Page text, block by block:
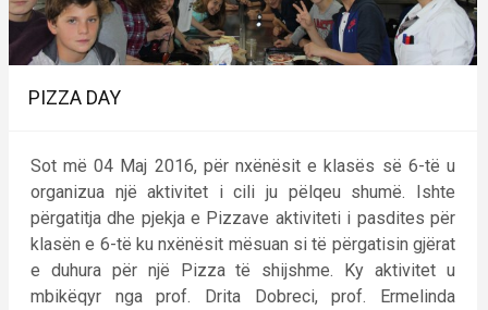
PIZZA DAY
Sot më 04 Maj 2016, për nxënësit e klasës së 6-të u
organizua një aktivitet i cili ju pëlqeu shumë. Ishte
përgatitja dhe pjekja e Pizzave aktiviteti i pasdites për
klasën e 6-të ku nxënësit mësuan si të përgatisin gjërat
e duhura për një Pizza të shijshme. Ky aktivitet u
mbikëqyr nga prof. Drita Dobreci, prof. Ermelinda